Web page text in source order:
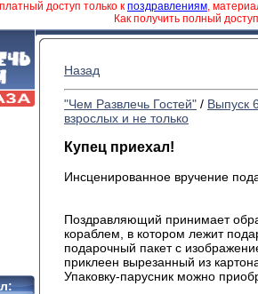
доступ только к поздравлениям,
Как получить полный
Назад
"Чем Развлечь Гостей" / Выпуск
взрослых и не только
Купец приехал!
Инсценированное вручение
Поздравляющий принимает
кораблем, в котором лежит
подарочный пакет с
приклеен вырезанный из
Упаковку-парусник можно